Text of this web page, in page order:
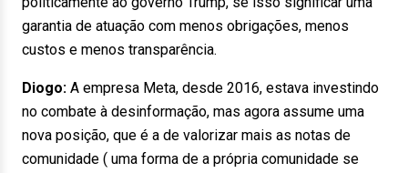
garantia de atuação com menos obrigações, menos
custos e menos transparência.
Diogo: A empresa Meta, desde 2016, estava investindo
no combate à desinformação, mas agora assume uma
nova posição, que é a de valorizar mais as notas de
comunidade ( uma forma de a própria comunidade se